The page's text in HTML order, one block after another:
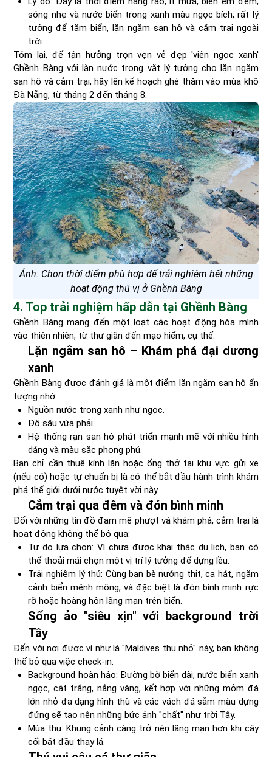
sóng nhẹ và nước biển trong xanh màu ngọc bích, rất lý
tưởng để tắm biển, lặn ngắm san hô và cắm trại ngoài
trời.
Tóm lại, để tận hưởng trọn vẹn vẻ đẹp 'viên ngọc xanh'
Ghềnh Bàng với làn nước trong vắt lý tưởng cho lặn ngắm
san hô và cắm trại, hãy lên kế hoạch ghé thăm vào mùa khô
Đà Nẵng, từ tháng 2 đến tháng 8.
Ảnh: Chọn thời điểm phù hợp để trải nghiệm hết những
hoạt động thú vị ở Ghềnh Bàng
4. Top trải nghiệm hấp dẫn tại Ghềnh Bàng
Ghềnh Bàng mang đến một loạt các hoạt động hòa mình
vào thiên nhiên, từ thư giãn đến mạo hiểm, cụ thể:
Lặn ngắm san hô – Khám phá đại dương
xanh
Ghềnh Bàng được đánh giá là một điểm lặn ngắm san hô ấn
tượng nhờ:
Nguồn nước trong xanh như ngọc.
Độ sâu vừa phải.
Hệ thống rạn san hô phát triển mạnh mẽ với nhiều hình
dáng và màu sắc phong phú.
Bạn chỉ cần thuê kính lặn hoặc ống thở tại khu vực gửi xe
(nếu có) hoặc tự chuẩn bị là có thể bắt đầu hành trình khám
phá thế giới dưới nước tuyệt vời này.
Cắm trại qua đêm và đón bình minh
Đối với những tín đồ đam mê phượt và khám phá, cắm trại là
hoạt động không thể bỏ qua:
Tự do lựa chọn: Vì chưa được khai thác du lịch, bạn có
thể thoải mái chọn một vị trí lý tưởng để dựng lều.
Trải nghiệm lý thú: Cùng bạn bè nướng thịt, ca hát, ngắm
cảnh biển mênh mông, và đặc biệt là đón bình minh rực
rỡ hoặc hoàng hôn lãng mạn trên biển.
Sống ảo "siêu xịn" với background trời
Tây
Đến với nơi được ví như là "Maldives thu nhỏ" này, bạn không
thể bỏ qua việc check-in:
Background hoàn hảo: Đường bờ biển dài, nước biển xanh
ngọc, cát trắng, nắng vàng, kết hợp với những mỏm đá
lớn nhỏ đa dạng hình thù và các vách đá sẫm màu dựng
đứng sẽ tạo nên những bức ảnh "chất" như trời Tây.
Mùa thu: Khung cảnh càng trở nên lãng mạn hơn khi cây
cối bắt đầu thay lá.